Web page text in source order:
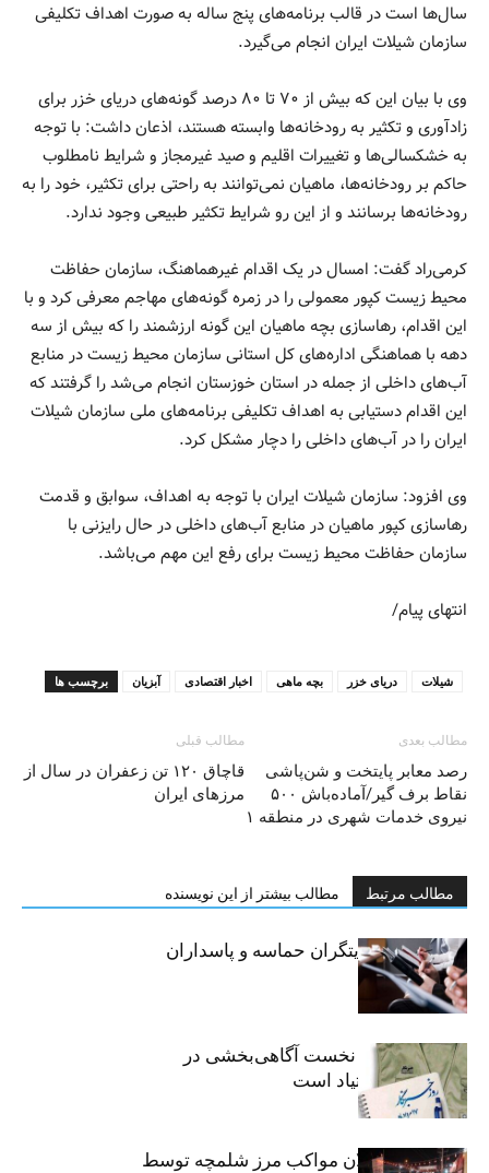
سال‌ها است در قالب برنامه‌های پنج ساله به صورت اهداف تکلیفی
سازمان شیلات ایران انجام می‌گیرد.
وی با بیان این که بیش از ۷۰ تا ۸۰ درصد گونه‌های دریای خزر برای
زادآوری و تکثیر به رودخانه‌ها وابسته هستند، اذعان داشت: با توجه
به خشکسالی‌ها و تغییرات اقلیم و صید غیرمجاز و شرایط نامطلوب
حاکم بر رودخانه‌ها، ماهیان نمی‌توانند به راحتی برای تکثیر، خود را به
رودخانه‌ها برسانند و از این رو شرایط تکثیر طبیعی وجود ندارد.
کرمی‌راد گفت: امسال در یک اقدام غیرهماهنگ، سازمان حفاظت
محیط زیست کپور معمولی را در زمره گونه‌های مهاجم معرفی کرد و با
این اقدام، رهاسازی بچه ماهیان این گونه ارزشمند را که بیش از سه
دهه با هماهنگی اداره‌های کل استانی سازمان محیط زیست در منابع
آب‌های داخلی از جمله در استان خوزستان انجام می‌شد را گرفتند که
این اقدام دستیابی به اهداف تکلیفی برنامه‌های ملی سازمان شیلات
ایران را در آب‌های داخلی را دچار مشکل کرد.
وی افزود: سازمان شیلات ایران با توجه به اهداف، سوابق و قدمت
رهاسازی کپور ماهیان در منابع آب‌های داخلی در حال رایزنی با
سازمان حفاظت محیط زیست برای رفع این مهم می‌باشد.
انتهای پیام/
برچسب ها آبزیان اخبار اقتصادی بچه ماهی دریای خزر شیلات
مطالب قبلی
قاچاق ۱۲۰ تن زعفران در سال از
مرزهای ایران
مطالب بعدی
رصد معابر پایتخت و شن‌پاشی
نقاط برف گیر/آماده‌باش ۵۰۰
نیروی خدمات شهری در منطقه ۱
مطالب مرتبط مطالب بیشتر از این نویسنده
خبرنگاران، روایتگران حماسه و پاسداران
حقیقت
«رسانه» سنگر نخست آگاهی‌بخشی در
پیشگیری از اعتیاد است
نکوداشت فعالان مواکب مرز شلمچه توسط